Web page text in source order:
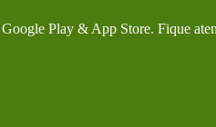
Play & App Store. Fique